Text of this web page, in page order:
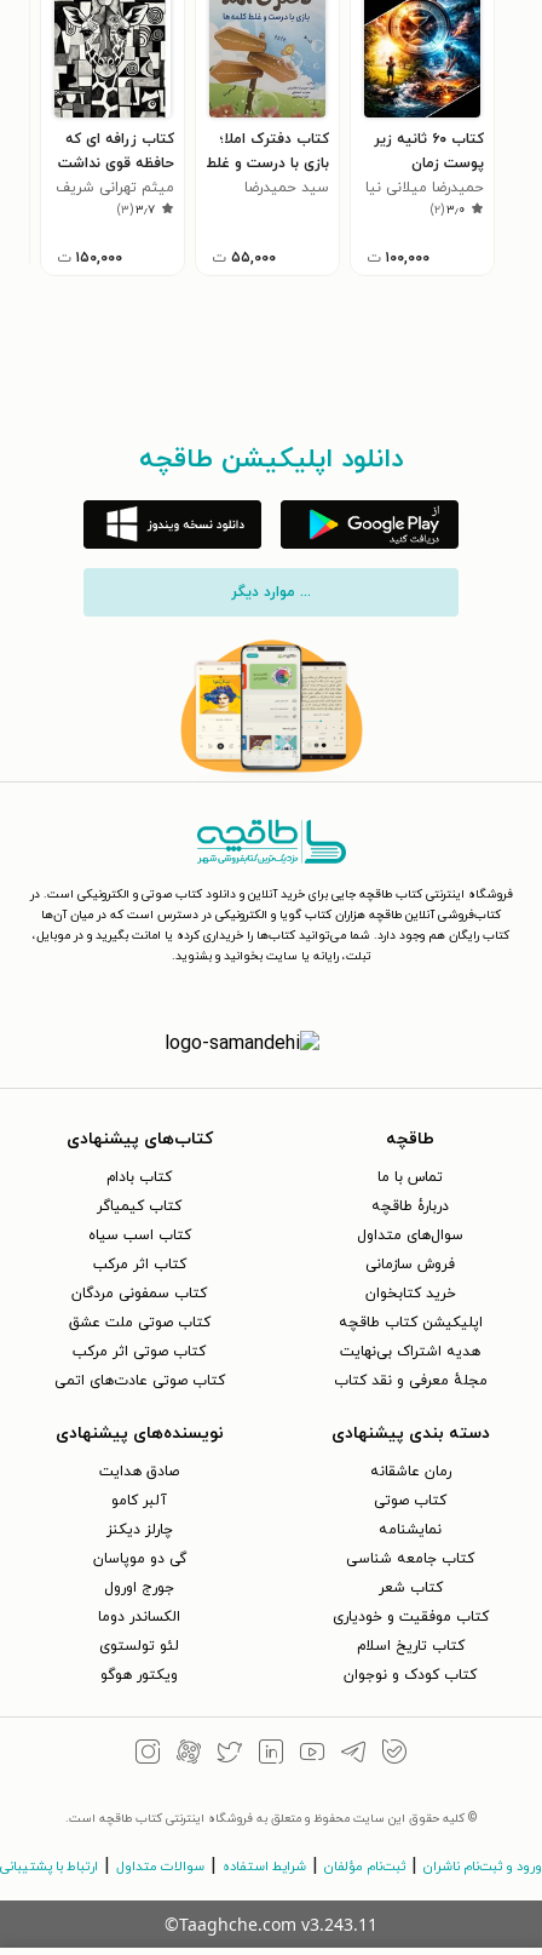
کتاب ۶۰ ثانیه زیر
پوست زمان
حمیدرضا میلانی نیا
۳٫۰(۲)
۱۰۰,۰۰۰ ت
کتاب دفترک املا؛
بازی با درست و غلط
کلمه ها
سید حمیدرضا
۵۵,۰۰۰ ت
کتاب زرافه ای که
حافظه قوی نداشت
میثم تهرانی شریف
۳٫۷(۳)
۱۵۰,۰۰۰ ت
دانلود اپلیکیشن طاقچه
... موارد دیگر
فروشگاه اینترنتی کتاب طاقچه جایی برای خرید آنلاین و دانلود کتاب صوتی و الکترونیکی است. در
کتاب‌فروشی آنلاین طاقچه هزاران کتاب گویا و الکترونیکی در دسترس است که در میان آن‌ها
کتاب رایگان هم وجود دارد. شما می‌توانید کتاب‌ها را خریداری کرده یا امانت بگیرید و در موبایل،
تبلت، رایانه یا سایت بخوانید و بشنوید.
طاقچه
تماس با ما
دربارهٔ طاقچه
سوال‌های متداول
فروش سازمانی
خرید کتابخوان
اپلیکیشن کتاب طاقچه
هدیه اشتراک بی‌نهایت
مجلهٔ معرفی و نقد کتاب
کتاب‌های پیشنهادی
کتاب بادام
کتاب کیمیاگر
کتاب اسب سیاه
کتاب اثر مرکب
کتاب سمفونی مردگان
کتاب صوتی ملت عشق
کتاب صوتی اثر مرکب
کتاب صوتی عادت‌های اتمی
دسته بندی پیشنهادی
رمان عاشقانه
کتاب‌ صوتی
نمایشنامه
کتاب جامعه شناسی
کتاب شعر
کتاب موفقیت و خودیاری
کتاب تاریخ اسلام
کتاب کودک و نوجوان
نویسنده‌های پیشنهادی
صادق هدایت
آلبر کامو
چارلز دیکنز
گی دو موپاسان
جورج اورول
الکساندر دوما
لئو تولستوی
ویکتور هوگو
© کلیه حقوق این سایت محفوظ و متعلق به فروشگاه اینترنتی کتاب طاقچه است.
ورود و ثبت‌نام ناشران ثبت‌نام مؤلفان شرایط استفاده سوالات متداول ارتباط با پشتیبانی
©Taaghche.com v3.243.11